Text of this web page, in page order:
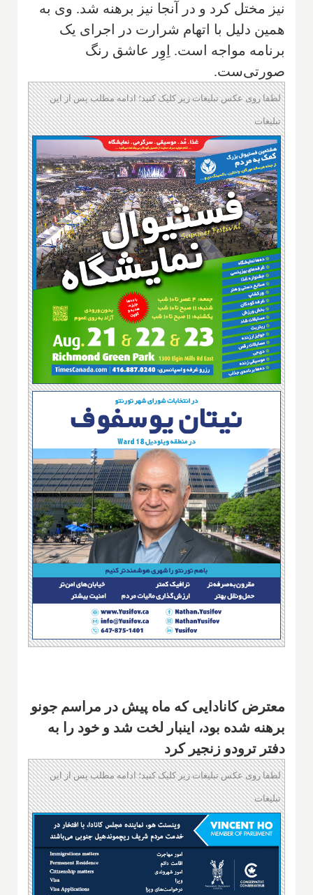
نیز مختل کرد و در آنجا نیز برهنه شد. وی به
همین دلیل با اتهام شرارت در اجرای یک
برنامه مواجه است. اِوِر عاشق رنگ
صورتی‌ست.
لطفا روی عکس تبلیغات زیر کلیک کنید؛ ادامه مطلب پس از این
تبلیغات
معترض کانادایی که ماه پیش در مراسم جونو
برهنه شده بود، اینبار لخت شد و خود را به
دفتر ترودو زنجیر کرد
لطفا روی عکس تبلیغات زیر کلیک کنید؛ ادامه مطلب پس از این
تبلیغات